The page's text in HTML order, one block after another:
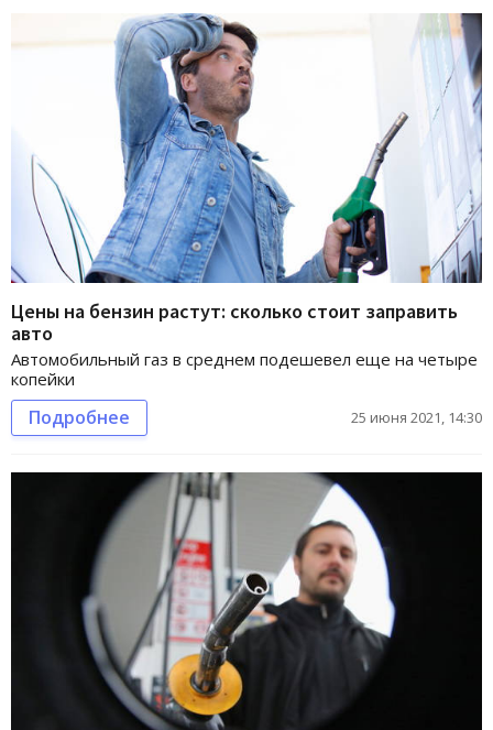
Цены на бензин растут: сколько стоит заправить
авто
Автомобильный газ в среднем подешевел еще на четыре
копейки
Подробнее 25 июня 2021, 14:30